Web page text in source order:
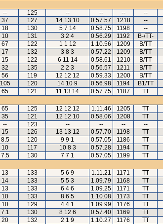
-- 125 -- -- -- --
37 127 14 13 10 0.57.57 1218
--
18 130 5 7 14 0.58.75 1198
--
10 131 3 2 4 0.56.29 1192
B-/TT-
67 122 1 1 12 1.10.56 1209
B/TT
17 132 3 8 3 0.57.22 1209
B/TT
15 122 6 11 14 0.58.61 1210
B/TT
32 135 2 2 3 0.56.57 1211
B/TT
56 119 12 12 12 0.59.33 1200
B/TT
105 120 14 10 9 0.56.98 1194
B1/TT
65 121 11 13 14 0.57.75 1187
TT
65 125 12 12 12 1.11.46 1205
TT
35 121 12 12 10 0.58.06 1208
TT
-- 123 -- -- -- --
15 126 13 13 12 0.57.70 1198
TT
8.5 120 9 9 1 0.57.05 1186
TT
10 117 10 8 3 0.57.28 1194
TT
7.5 130 7 7 1 0.57.05 1199
TT
13 133 5 6 9 1.11.21 1171
TT
14 133 5 5 3 1.09.79 1168
TT
13 133 6 4 6 1.09.25 1171
TT
10 133 8 6 5 1.10.08 1173
TT
10 129 4 4 1 1.09.99 1176
TT
7.1 130 8 12 6 0.57.40 1169
TT
20 132 2 1 9 1.10.27 1176
TT